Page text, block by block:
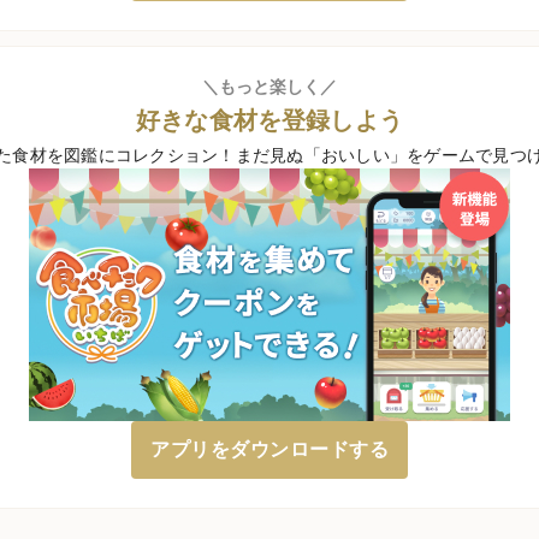
＼もっと楽しく／
好きな食材を登録しよう
食材を図鑑にコレクション！ まだ見ぬ「おいしい」をゲームで見つ
アプリをダウンロードする